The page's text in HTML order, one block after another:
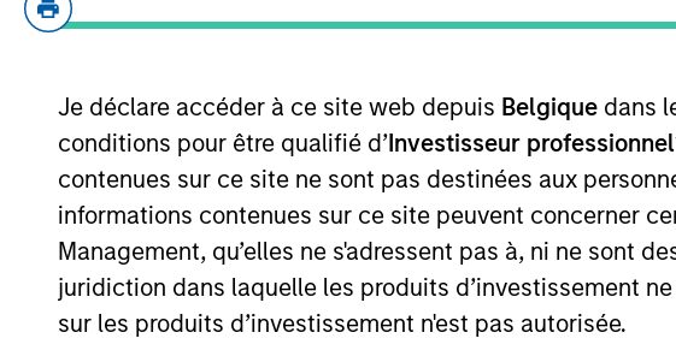
Je déclare accéder à ce site web depuis Belgique dans
conditions pour être qualifié d’Investisseur professionnel
contenues sur ce site ne sont pas destinées aux
informations contenues sur ce site peuvent concerner
Management, qu’elles ne s'adressent pas à, ni ne sont
juridiction dans laquelle les produits d’investissement
sur les produits d’investissement n'est pas autorisée.
Team Insights